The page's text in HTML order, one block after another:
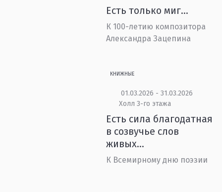
Есть только миг...
К 100-летию композитора
Александра Зацепина
КНИЖНЫЕ
01.03.2026 - 31.03.2026
Холл 3-го этажа
Есть сила благодатная
в созвучье слов
живых...
К Всемирному дню поэзии